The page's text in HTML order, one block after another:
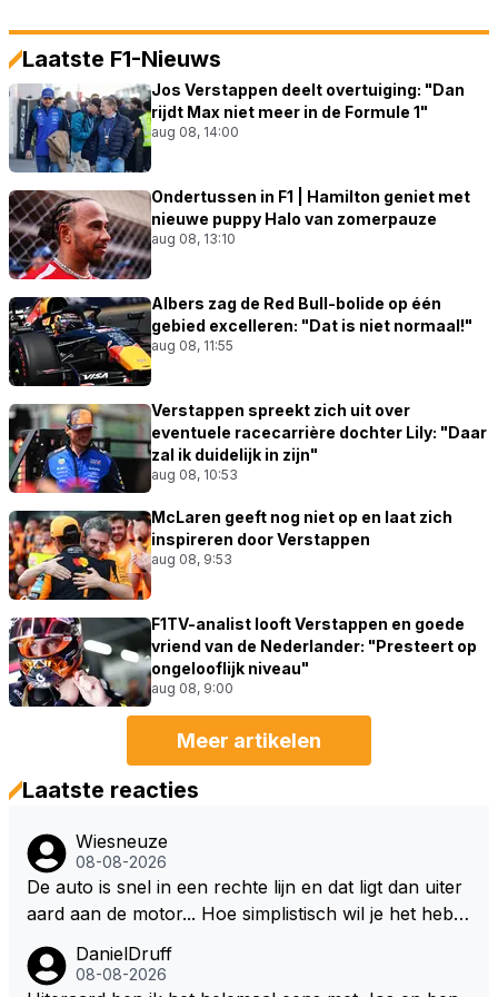
Laatste F1-Nieuws
Jos Verstappen deelt overtuiging: "Dan
rijdt Max niet meer in de Formule 1"
aug 08, 14:00
Ondertussen in F1 | Hamilton geniet met
nieuwe puppy Halo van zomerpauze
aug 08, 13:10
Albers zag de Red Bull-bolide op één
gebied excelleren: "Dat is niet normaal!"
aug 08, 11:55
Verstappen spreekt zich uit over
eventuele racecarrière dochter Lily: "Daar
zal ik duidelijk in zijn"
aug 08, 10:53
McLaren geeft nog niet op en laat zich
inspireren door Verstappen
aug 08, 9:53
F1TV-analist looft Verstappen en goede
vriend van de Nederlander: "Presteert op
ongelooflijk niveau"
aug 08, 9:00
Meer artikelen
Laatste reacties
Wiesneuze
08-08-2026
De auto is snel in een rechte lijn en dat ligt dan uiter
aard aan de motor... Hoe simplistisch wil je het hebb
rstand ontzettend belangrijk. Heeft Red Bull bochtgri
DanielDruff
08-08-2026